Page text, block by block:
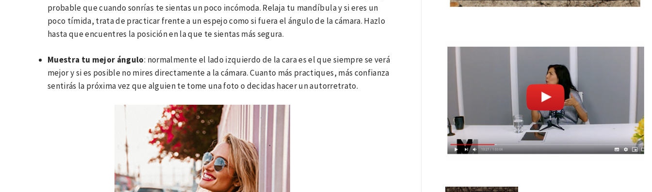
probable que cuando sonrías te sientas un poco incómoda. Relaja tu mandíbula y si eres un
poco tímida, trata de practicar frente a un espejo como si fuera el ángulo de la cámara. Hazlo
hasta que encuentres la posición en la que te sientas más segura.
Muestra tu mejor ángulo: normalmente el lado izquierdo de la cara es el que siempre se verá
mejor y si es posible no mires directamente a la cámara. Cuanto más practiques, más confianza
sentirás la próxima vez que alguien te tome una foto o decidas hacer un autorretrato.